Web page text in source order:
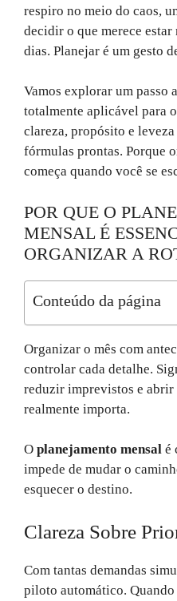
respiro no meio do caos,
decidir o que merece
dias. Planejar é um gesto
Vamos explorar um passo
totalmente aplicável para
clareza, propósito e
fórmulas prontas. Porque
começa quando você se
POR QUE O
MENSAL É
ORGANIZAR A
Conteúdo da página
Organizar o mês com
controlar cada detalhe.
reduzir imprevistos e abrir
realmente importa.
O planejamento mensal é
impede de mudar o
esquecer o destino.
Clareza Sobre
Com tantas demandas
piloto automático.